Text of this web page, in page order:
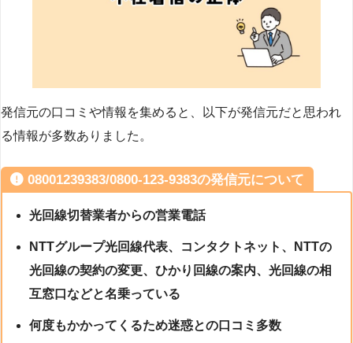
発信元の口コミや情報を集めると、以下が発信元だと思われ
る情報が多数ありました。
08001239383/0800-123-9383の発信元について
光回線切替業者からの営業電話
NTTグループ光回線代表、コンタクトネット、NTTの
光回線の契約の変更、ひかり回線の案内、光回線の相
互窓口などと名乗っている
何度もかかってくるため迷惑との口コミ多数